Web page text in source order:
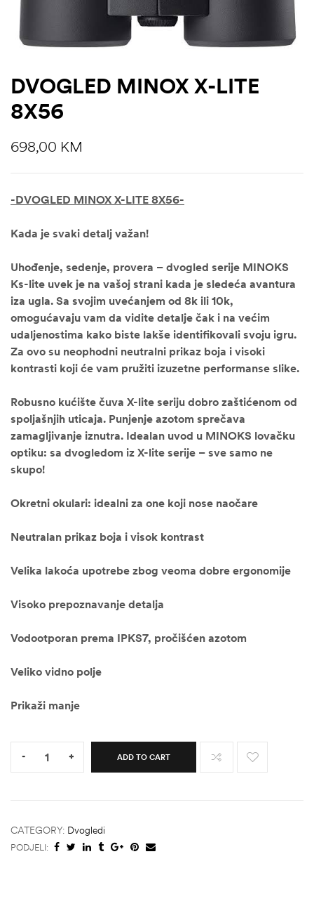
DVOGLED MINOX X-LITE
8X56
698,00 KM
-DVOGLED MINOX X-LITE 8X56-
Kada je svaki detalj važan!
Uhođenje, sedenje, provera – dvogled serije MINOKS
Ks-lite uvek je na vašoj strani kada je sledeća avantura
iza ugla. Sa svojim uvećanjem od 8k ili 10k,
omogućavaju vam da vidite detalje čak i na većim
udaljenostima kako biste lakše identifikovali svoju igru.
Za ovo su neophodni neutralni prikaz boja i visoki
kontrasti koji će vam pružiti izuzetne performanse slike.
Robusno kućište čuva X-lite seriju dobro zaštićenom od
spoljašnjih uticaja. Punjenje azotom sprečava
zamagljivanje iznutra. Idealan uvod u MINOKS lovačku
optiku: sa dvogledom iz X-lite serije – sve samo ne
skupo!
Okretni okulari: idealni za one koji nose naočare
Neutralan prikaz boja i visok kontrast
Velika lakoća upotrebe zbog veoma dobre ergonomije
Visoko prepoznavanje detalja
Vodootporan prema IPKS7, pročišćen azotom
Veliko vidno polje
Prikaži manje
- + ADD TO CART
CATEGORY: Dvogledi
PODJELI: